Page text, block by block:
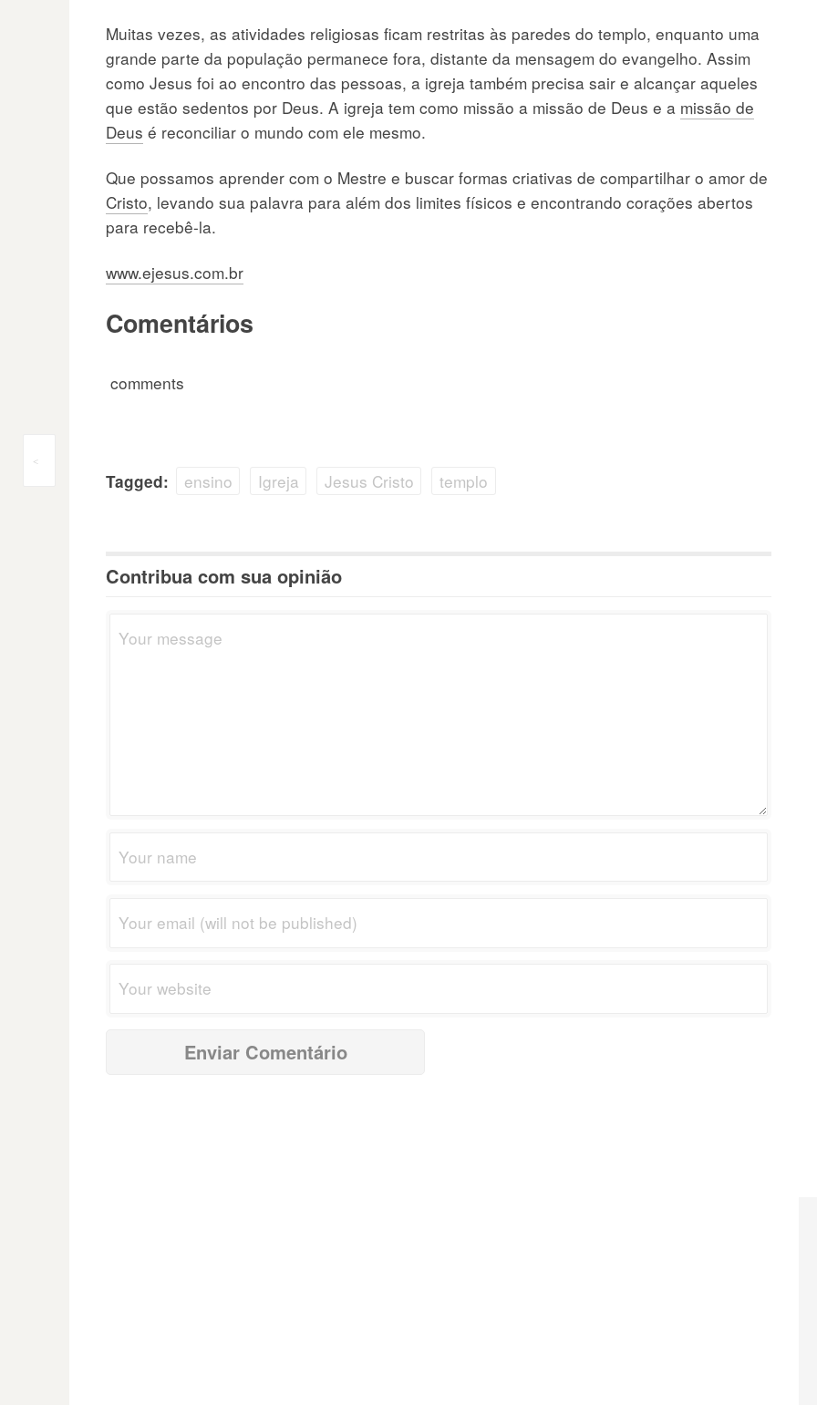
Navegação
Post
<
Muitas vezes, as atividades religiosas ficam restritas às paredes do templo, enquanto uma
grande parte da população permanece fora, distante da mensagem do evangelho. Assim
como Jesus foi ao encontro das pessoas, a igreja também precisa sair e alcançar aqueles
que estão sedentos por Deus. A igreja tem como missão a missão de Deus e a missão de
Deus é reconciliar o mundo com ele mesmo.
Que possamos aprender com o Mestre e buscar formas criativas de compartilhar o amor de
Cristo, levando sua palavra para além dos limites físicos e encontrando corações abertos
para recebê-la.
www.ejesus.com.br
Comentários
comments
Tagged: ensino Igreja Jesus Cristo templo
Contribua com sua opinião